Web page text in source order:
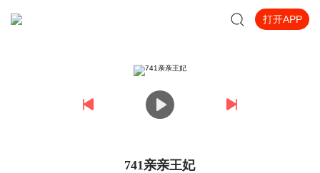
打开APP
741亲亲王妃